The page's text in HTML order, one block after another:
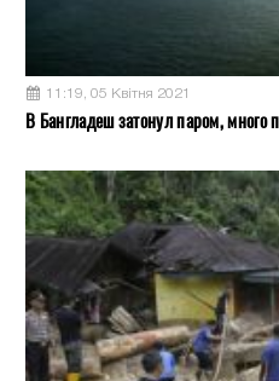
11:19, 05 Квітня 2021
В Бангладеш затонул паром, много